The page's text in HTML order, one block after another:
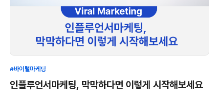
#바이럴마케팅
인플루언서마케팅, 막막하다면 이렇게 시작해보세요